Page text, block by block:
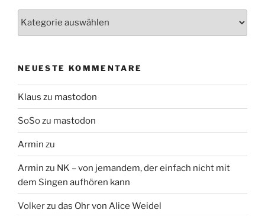
Themen
NEUESTE KOMMENTARE
Klaus zu mastodon
SoSozu mastodon
Armin zu
Armin zu NK – von jemandem, der einfach nicht mit
dem Singen aufhören kann
Volkerzu das Ohr von Alice Weidel